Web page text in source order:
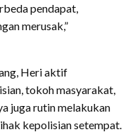
pendapat,
merusak,”
Heri aktif
tokoh masyarakat,
juga rutin melakukan
kepolisian setempat.